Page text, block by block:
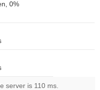
0%
server is 110 ms.